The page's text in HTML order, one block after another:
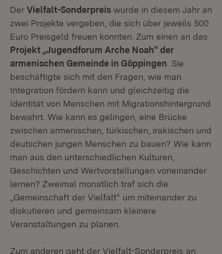
Der Vielfalt-Sonderpreis wurde in diesem Jahr an
zwei Projekte vergeben, die sich über jeweils 500
Euro Preisgeld freuen konnten. Zum einen an das
Projekt „Jugendforum Arche Noah“ der
armenischen Gemeinde in Göppingen . Sie
beschäftigte sich mit den Fragen, wie man
Integration fördern kann und gleichzeitig die
Identität von Menschen mit Migrationshintergrund
bewahrt. Wie kann es gelingen, eine Brücke
zwischen armenischen, türkischen, irakischen und
deutschen jungen Menschen zu bauen? Wie kann
man aus den unterschiedlichen Kulturen,
Geschichten und Wertvorstellungen voneinander
lernen? Zweimal monatlich traf sich die
„Gemeinschaft der Vielfalt“ um miteinander zu
diskutieren und gemeinsam kleinere
Veranstaltungen zu planen.
Zum anderen geht der Vielfalt-Sonderpreis an